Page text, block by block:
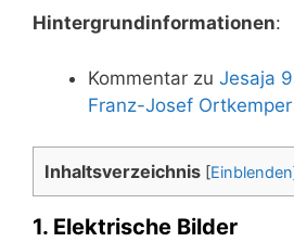
Hin­ter­grund­in­for­ma­tio­nen:
Kom­men­tar zu Jesa­ja 9
Franz-Josef Ortkemper
Inhalts­ver­zeich­nis [Einblenden
1. Elektrische Bilder